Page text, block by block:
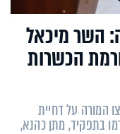
השר מיכאל
הכשרות
המורה על דחיית
בתפקיד, מתן כהנא,